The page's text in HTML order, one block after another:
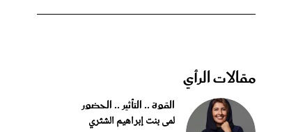
مقالات الرأي
القوة .. التأثير .. الحضور
لمى بنت إبراهيم الشثري